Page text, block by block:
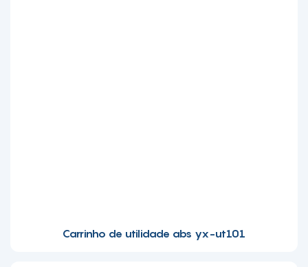
Carrinho de utilidade abs yx-ut101